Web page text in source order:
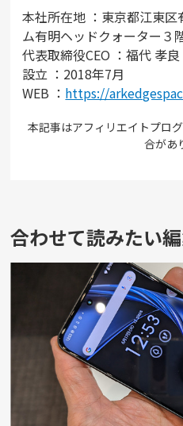
本社所在地 ：東京都江東
ム有明ヘッドクォーター３
代表取締役CEO ：福代 孝良
設立 ：2018年7月
WEB ： https://
本記事はアフィリエイトプロ
合があ
合わせて読みたい